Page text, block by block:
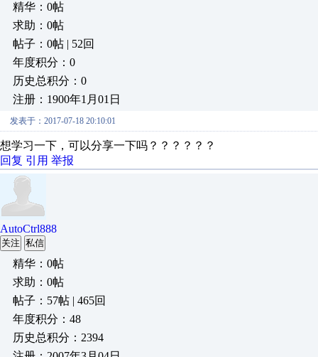
精华：0帖
求助：0帖
帖子：0帖 | 52回
年度积分：0
历史总积分：0
注册：1900年1月01日
发表于：2017-07-18 20:10:01
想学习一下，可以分享一下吗？？？？？？
回复 引用 举报
AutoCtrl888
关注 私信
精华：0帖
求助：0帖
帖子：57帖 | 465回
年度积分：48
历史总积分：2394